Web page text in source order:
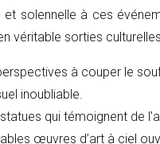
et solennelle à ces
véritable sorties
à couper le
inoubliable.
qui témoignent de
œuvres d’art à ciel